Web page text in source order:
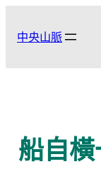
中央山脈
船自